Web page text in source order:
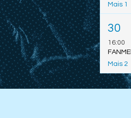
Mais 1
30
16:00
Mais 2